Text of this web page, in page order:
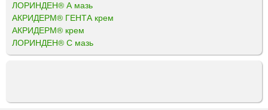
ЛОРИНДЕН® А мазь
АКРИДЕРМ® ГЕНТА крем
АКРИДЕРМ® крем
ЛОРИНДЕН® С мазь